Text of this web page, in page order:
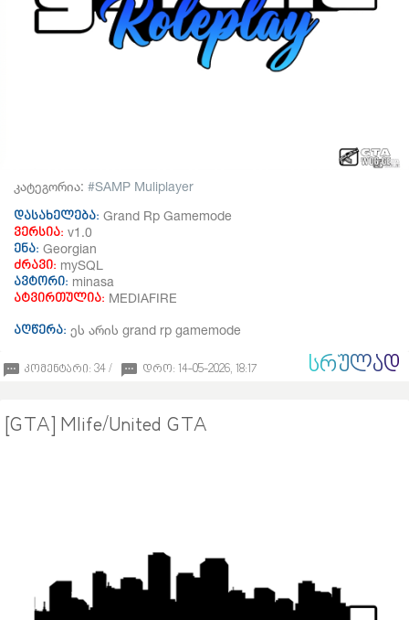
კატეგორია:
SAMP Muliplayer
დასახელება: Grand Rp Gamemode
ვერსია: v1.0
ენა: Georgian
ძრავი: mySQL
ავტორი: minasa
ატვირთულია: MEDIAFIRE
აღწერა: ეს არის grand rp gamemode
კომენტარი: 34 / დრო: 14-05-2026, 18:17 ᲡᲠᲣᲚᲐᲓ
[GTA] Mlife/United GTA